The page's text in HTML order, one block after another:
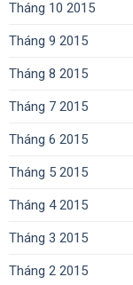
Tháng 10 2015
Tháng 9 2015
Tháng 8 2015
Tháng 7 2015
Tháng 6 2015
Tháng 5 2015
Tháng 4 2015
Tháng 3 2015
Tháng 2 2015